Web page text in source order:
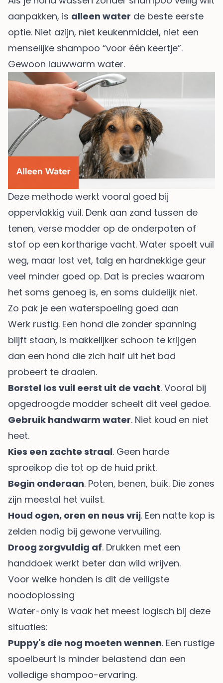
aanpakken, is alleen water de beste eerste
optie. Niet azijn, niet keukenmiddel, niet een
menselijke shampoo “voor één keertje”.
Gewoon lauwwarm water.
Deze methode werkt vooral goed bij
oppervlakkig vuil. Denk aan zand tussen de
tenen, verse modder op de onderpoten of
stof op een kortharige vacht. Water spoelt vuil
weg, maar lost vet, talg en hardnekkige geur
veel minder goed op. Dat is precies waarom
het soms genoeg is, en soms duidelijk niet.
Zo pak je een waterspoeling goed aan
Werk rustig. Een hond die zonder spanning
blijft staan, is makkelijker schoon te krijgen
dan een hond die zich half uit het bad
probeert te draaien.
Borstel los vuil eerst uit de vacht. Vooral bij
opgedroogde modder scheelt dit veel gedoe.
Gebruik handwarm water. Niet koud en niet
heet.
Kies een zachte straal. Geen harde
sproeikop die tot op de huid prikt.
Begin onderaan. Poten, benen, buik. Die zones
zijn meestal het vuilst.
Houd ogen, oren en neus vrij. Een natte kop is
zelden nodig bij gewone vervuiling.
Droog zorgvuldig af. Drukken met een
handdoek werkt beter dan wild wrijven.
Voor welke honden is dit de veiligste
noodoplossing
Water-only is vaak het meest logisch bij deze
situaties:
Puppy's die nog moeten wennen. Een rustige
spoelbeurt is minder belastend dan een
volledige shampoo-ervaring.